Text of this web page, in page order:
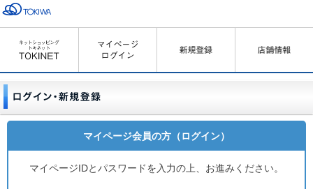
マイページ会員の方（ログイン）
マイページIDとパスワードを入力の上、お進みください。